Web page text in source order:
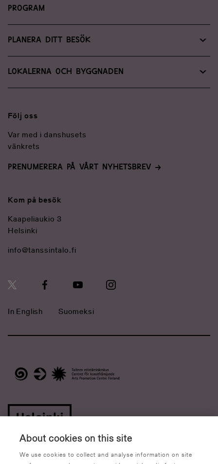
About cookies on this site
We use cookies to collect and analyse information on site
Program
Planera ditt besök
För medier
Lokalerna och byggnaden
Följ oss
Var med i danshusets
vänkrets
PRENUMERERA PÅ VÅRT NYHETSBREV
Kom på besök
Kaapeliaukio 3
Helsinki
info@tanssintalo.fi
In English Suomeksi